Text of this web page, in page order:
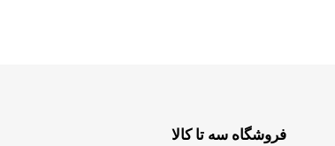
فروشگاه سه تا کالا